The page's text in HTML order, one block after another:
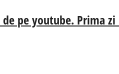
pe youtube. Prima